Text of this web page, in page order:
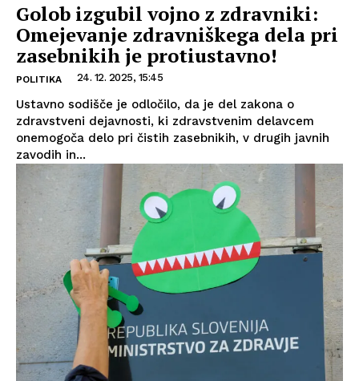
Golob izgubil vojno z zdravniki:
Omejevanje zdravniškega dela pri
zasebnikih je protiustavno!
POLITIKA 24. 12. 2025, 15:45
Ustavno sodišče je odločilo, da je del zakona o
zdravstveni dejavnosti, ki zdravstvenim delavcem
onemogoča delo pri čistih zasebnikih, v drugih javnih
zavodih in...